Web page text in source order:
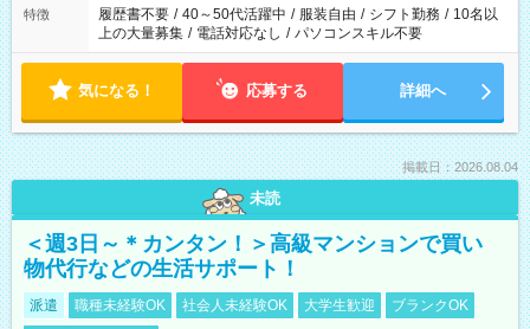
合は応募できません。
特徴 履歴書不要 / 40～50代活躍中 / 服装自由 / シフト勤務 / 10名以
上の大量募集 / 電話対応なし / パソコンスキル不要
気になる！ 応募する 詳細へ
掲載日：2026.08.04
未読
＜週3日～＊カンタン！＞高級マンションで買い
物代行などの生活サポート！
派遣 職種未経験OK 社会人未経験OK 大学生歓迎
ブランクOK